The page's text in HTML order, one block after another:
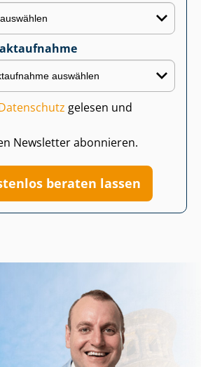
gelesen und
Newsletter abonnieren.
beraten lassen